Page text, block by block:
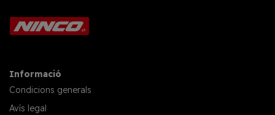
Informació
Condicions generals
Avís legal